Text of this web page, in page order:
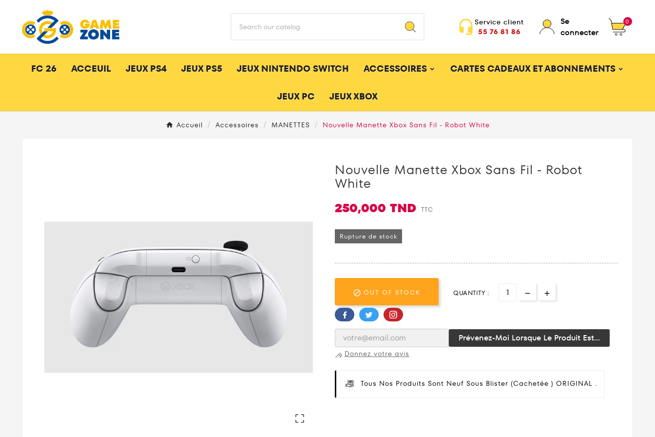
headset_mic Service client
55 76 81 86
Se
connecter
0
FC 26 ACCEUIL JEUX PS4 JEUX PS5 JEUX NINTENDO SWITCH ACCESSOIRES CARTES CADEAUX ET ABONNEMENTS
JEUX PC JEUX XBOX
Accueil Accessoires MANETTES Nouvelle Manette Xbox Sans Fil - Robot White

Nouvelle Manette Xbox Sans Fil - Robot
White
250,000 TND TTC
Rupture de stock
 OUT OF STOCK QUANTITY :
Prévenez-Moi Lorsque Le Produit Est...
Donnez votre avis
Tous Nos Produits Sont Neuf Sous Blister (cachetée ) ORIGINAL .